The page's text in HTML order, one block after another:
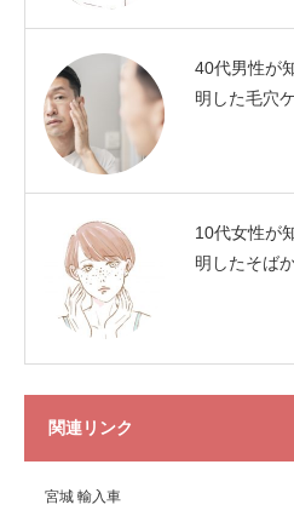
40代男性が
明した毛穴
10代女性が
明したそば
関連リンク
宮城 輸入車